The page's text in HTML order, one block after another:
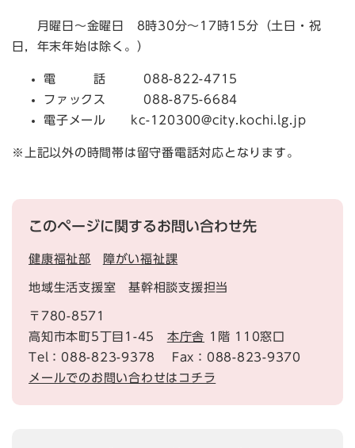
月曜日～金曜日 8時30分～17時15分（土日・祝
日，年末年始は除く。）
電 話 088-822-4715
ファックス 088-875-6684
電子メール kc-120300@city.kochi.lg.jp
※上記以外の時間帯は留守番電話対応となります。
このページに関するお問い合わせ先
健康福祉部 障がい福祉課
地域生活支援室 基幹相談支援担当
〒780-8571
高知市本町5丁目1-45 本庁舎 1階 110窓口
Tel：088-823-9378
Fax：088-823-9370
メールでのお問い合わせはコチラ